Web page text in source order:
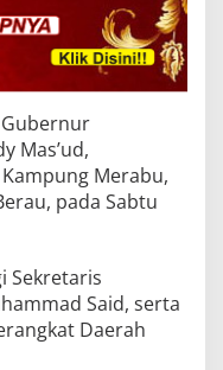
Mas’ud,
Merabu,
pada Sabtu
Sekretaris
Said, serta
Daerah